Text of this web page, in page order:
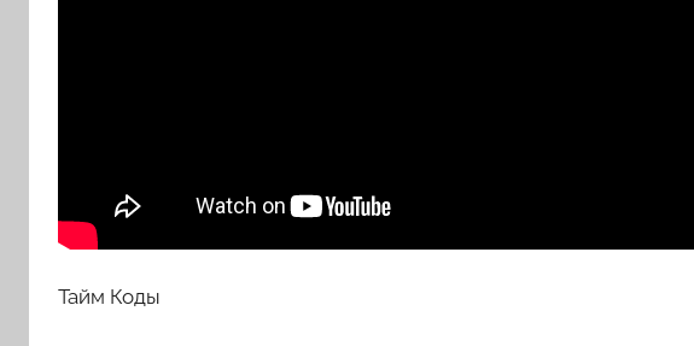
Тайм Коды